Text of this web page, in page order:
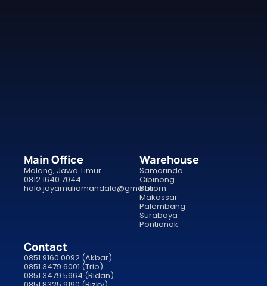
Main Office
Malang, Jawa Timur
0812 1640 7044
halo.jayamuliamandala@gmail.com
Warehouse
Samarinda
Cibinong
Bali
Makassar
Palembang
Surabaya
Pontianak
Contact
0851 9160 0092 (Akbar)
0851 3479 6001 (Trio)
0851 3479 5964 (Ridan)